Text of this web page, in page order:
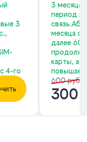
3
4-го
3 месяца
период
месяца
далее
карты,
600 руб/
300